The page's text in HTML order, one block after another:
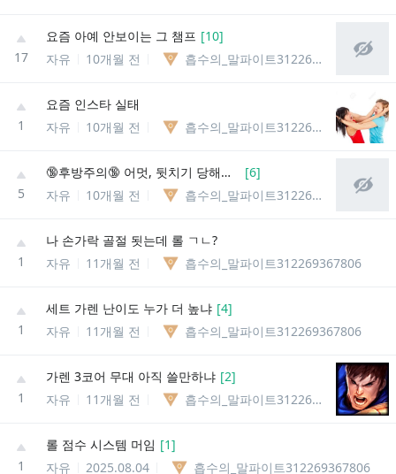
17
요즘 아예 안보이는 그 챔프 [10]
자유
10개월 전 흡수의_말파이트312269367806
1
요즘 인스타 실태
자유
10개월 전 흡수의_말파이트312269367806
5
🔞후방주의🔞 어멋, 뒷치기 당해버려..♡ [6]
자유
10개월 전 흡수의_말파이트312269367806
1
나 손가락 골절 됫는데 롤 ㄱㄴ?
자유
11개월 전 흡수의_말파이트312269367806
1
세트 가렌 난이도 누가 더 높냐 [4]
자유
11개월 전 흡수의_말파이트312269367806
1
가렌 3코어 무대 아직 쓸만하냐 [2]
자유
11개월 전 흡수의_말파이트312269367806
1
롤 점수 시스템 머임 [1]
자유
2025.08.04 흡수의_말파이트312269367806